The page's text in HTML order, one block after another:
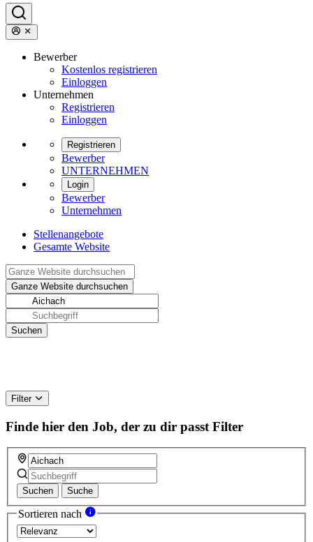
Bewerber
Kostenlos registrieren
Einloggen
Unternehmen
Registrieren
Einloggen
Registrieren
Bewerber
UNTERNEHMEN
Login
Bewerber
Unternehmen
Stellenangebote
Gesamte Website
Filter
Finde hier den Job, der zu dir passt Filter
Suchen Suche
Sortieren nach